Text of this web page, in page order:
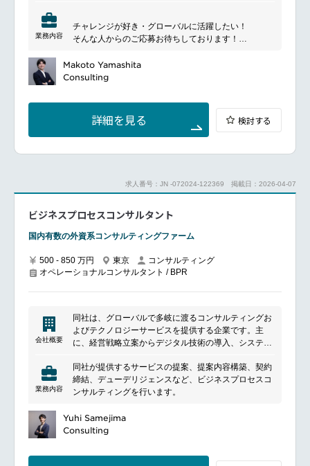
業務内容
チャレンジが好き・グローバルに活躍したい！
そんな人からのご応募お待ちしております！
◆魅力ポイント◆
規模案件に参画し市場価値を高められる！
体系的にPMのスキルセットを磨ける！
━━━━━━━━━━━━━━━
■業務概要
プロジェクトの全体計画立案の支援、および推進業務
■具体的な業務内容
プロジェクトマネジメントプロセスの実行支援 （進
プロジェクトマネジメントプロセスの計画・導入・定
着化 （進捗・課題・変更管理等）
※その他、プロジェクトの進行や工程をよりスムーズ
に行う為のサポートをプロジェクトマネジメントコン
サルタントのもとで幅広く行っていただきます。
■働く環境
充実した福利厚生確定拠出年金制度
従業員持株会
サポート制度（PMP受験、AI関連資格補助、PDU取
得、英語学習※）
全社イベント
Makoto Yamashita
Consulting
詳細を見る 検討する
求人番号：JN -072024-122369 掲載日：2026-04-07
ビジネスプロセスコンサルタント
国内有数の外資系コンサルティングファーム
500 - 850 万円 東京
コンサルティング
オペレーショナルコンサルタント / BPR
会社概要
同社は、グローバルで多岐に渡るコンサルティングお
よびテクノロジーサービスを提供する企業です。主
に、経営戦略立案からデジタル技術の導入、システム
顧客のビジネス課題に対応し、革新的なソリューショ
ンを提供することを目指しており、業界のリーディン
グカンパニーとして知られています。特にデジタル変
などの分野で深い専門知識と経験を持ち、世界各国の
クライアントに対して戦略的なパートナーシップを提
業務内容
同社が提供するサービスの提案、提案内容構築、契約
締結、デューデリジェンスなど、ビジネスプロセスコ
ンサルティングを行います。
Yuhi Samejima
Consulting